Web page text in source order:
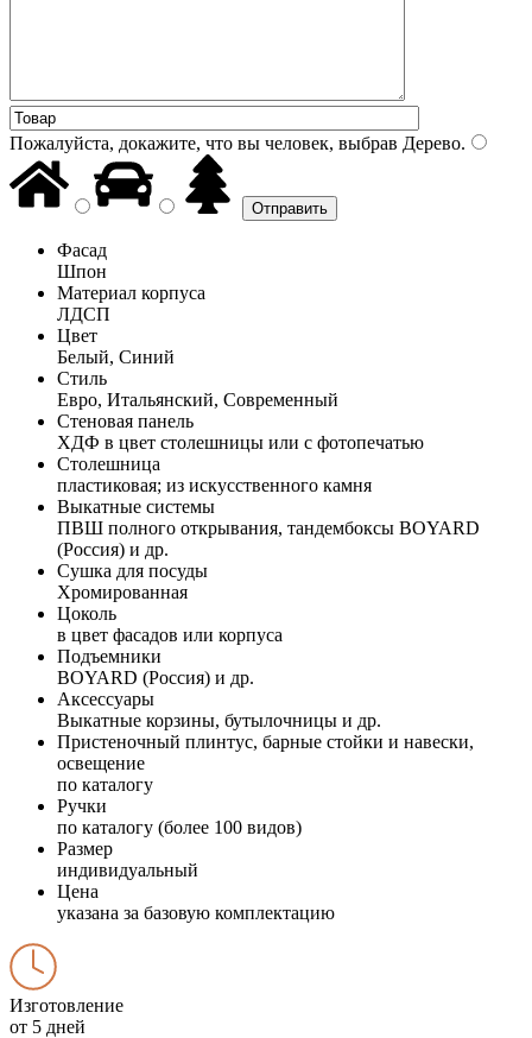
Пожалуйста, докажите, что вы человек, выбрав Дерево.
Фасад
Шпон
Материал корпуса
ЛДСП
Цвет
Белый, Синий
Стиль
Евро, Итальянский, Современный
Стеновая панель
ХДФ в цвет столешницы или с фотопечатью
Столешница
пластиковая; из искусственного камня
Выкатные системы
ПВШ полного открывания, тандембоксы BOYARD
(Россия) и др.
Сушка для посуды
Хромированная
Цоколь
в цвет фасадов или корпуса
Подъемники
BOYARD (Россия) и др.
Аксессуары
Выкатные корзины, бутылочницы и др.
Пристеночный плинтус, барные стойки и навески,
освещение
по каталогу
Ручки
по каталогу (более 100 видов)
Размер
индивидуальный
Цена
указана за базовую комплектацию
Изготовление
от 5 дней